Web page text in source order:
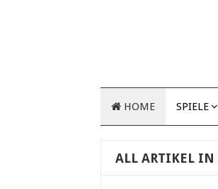
HOME SPIELE
ALL ARTIKEL IN